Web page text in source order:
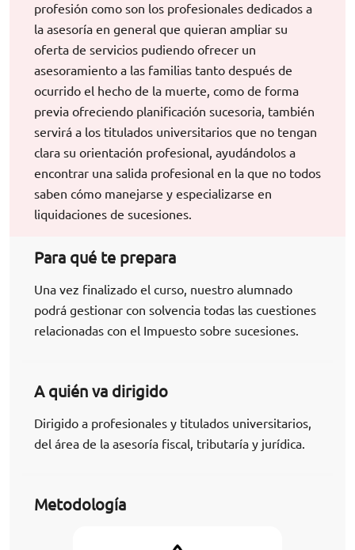
profesión como son los profesionales dedicados a
la asesoría en general que quieran ampliar su
oferta de servicios pudiendo ofrecer un
asesoramiento a las familias tanto después de
ocurrido el hecho de la muerte, como de forma
previa ofreciendo planificación sucesoria, también
servirá a los titulados universitarios que no tengan
clara su orientación profesional, ayudándolos a
encontrar una salida profesional en la que no todos
saben cómo manejarse y especializarse en
liquidaciones de sucesiones.
Para qué te prepara
Una vez finalizado el curso, nuestro alumnado
podrá gestionar con solvencia todas las cuestiones
relacionadas con el Impuesto sobre sucesiones.
A quién va dirigido
Dirigido a profesionales y titulados universitarios,
del área de la asesoría fiscal, tributaría y jurídica.
Metodología